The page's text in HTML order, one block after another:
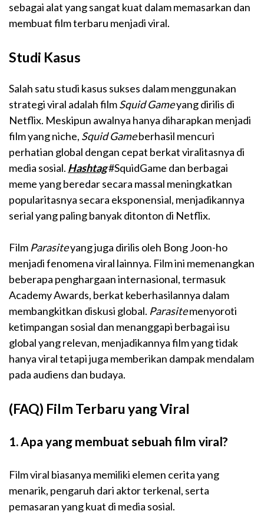
sebagai alat yang sangat kuat dalam memasarkan dan
membuat film terbaru menjadi viral.
Studi Kasus
Salah satu studi kasus sukses dalam menggunakan
strategi viral adalah filmSquid Gameyang dirilis di
Netflix. Meskipun awalnya hanya diharapkan menjadi
film yang niche, Squid Gameberhasil mencuri
perhatian global dengan cepat berkat viralitasnya di
media sosial. Hashtag#SquidGame dan berbagai
meme yang beredar secara massal meningkatkan
popularitasnya secara eksponensial, menjadikannya
serial yang paling banyak ditonton di Netflix.
Film Parasiteyang juga dirilis oleh Bong Joon-ho
menjadi fenomena viral lainnya. Film ini memenangkan
beberapa penghargaan internasional, termasuk
Academy Awards, berkat keberhasilannya dalam
membangkitkan diskusi global. Parasitemenyoroti
ketimpangan sosial dan menanggapi berbagai isu
global yang relevan, menjadikannya film yang tidak
hanya viral tetapi juga memberikan dampak mendalam
pada audiens dan budaya.
(FAQ) Film Terbaru yang Viral
1. Apa yang membuat sebuah film viral?
Film viral biasanya memiliki elemen cerita yang
menarik, pengaruh dari aktor terkenal, serta
pemasaran yang kuat di media sosial.